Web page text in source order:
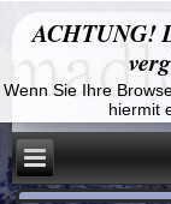
ACHTUNG!
Wenn Sie Ihre
hiermit